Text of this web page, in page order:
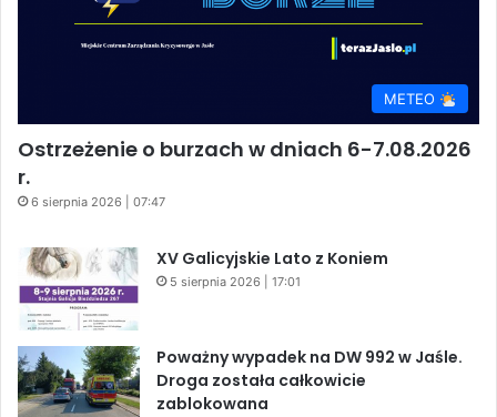
METEO
Ostrzeżenie o burzach w dniach 6-7.08.2026
r.
6 sierpnia 2026 | 07:47
XV Galicyjskie Lato z Koniem
5 sierpnia 2026 | 17:01
Poważny wypadek na DW 992 w Jaśle.
Droga została całkowicie
zablokowana